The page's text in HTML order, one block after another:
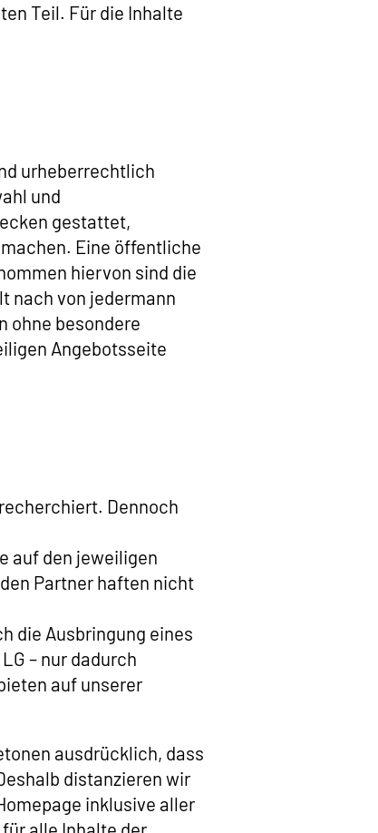
Teil. Für die Inhalte
urheberrechtlich
und
gestattet,
Eine öffentliche
hiervon sind die
nach von jedermann
ohne besondere
Angebotsseite
Dennoch
auf den jeweiligen
Partner haften nicht
die Ausbringung eines
– nur dadurch
auf unserer
ausdrücklich, dass
distanzieren wir
inklusive aller